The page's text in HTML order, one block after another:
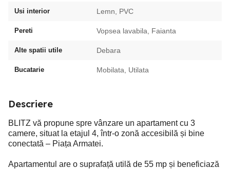
Usi interior Lemn, PVC
Pereti Vopsea lavabila, Faianta
Alte spatii utile Debara
Bucatarie Mobilata, Utilata
Descriere
BLITZ vă propune spre vânzare un apartament cu 3
camere, situat la etajul 4, într-o zonă accesibilă și bine
conectată – Piața Armatei.
Apartamentul are o suprafață utilă de 55 mp și beneficiază